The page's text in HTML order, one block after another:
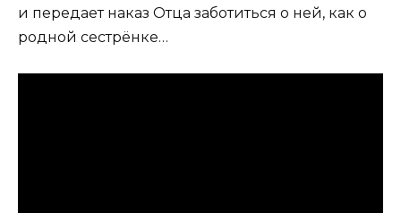
и передает наказ Отца заботиться о ней, как о
родной сестрёнке…